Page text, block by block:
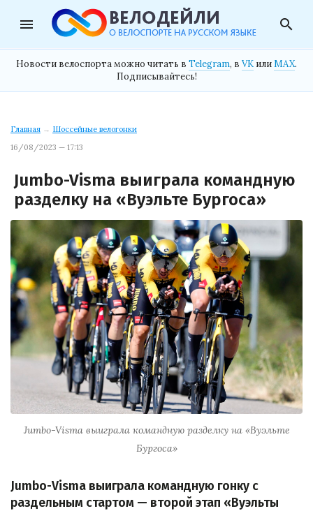
menu search
Новости велоспорта можно читать в Telegram, в VK илиMAX.
Подписывайтесь!
Главная → Шоссейные велогонки
16/08/2023 — 17:13
Jumbo-Visma выиграла командную
разделку на «Вуэльте Бургоса»
Jumbo-Visma выиграла командную разделку на «Вуэльте
Бургоса»
Jumbo-Visma выиграла командную гонку с
раздельным стартом — второй этап «Вуэльты